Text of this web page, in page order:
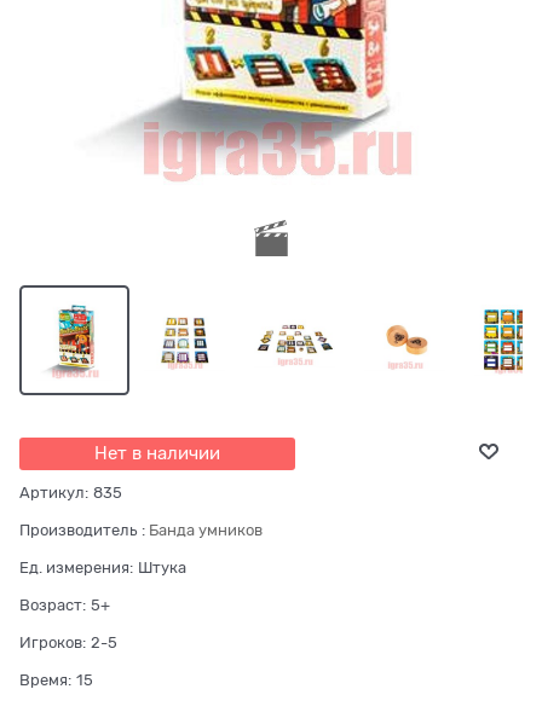
Нет в наличии
Артикул: 835
Производитель : Банда умников
Ед. измерения: Штука
Возраст: 5+
Игроков: 2-5
Время: 15